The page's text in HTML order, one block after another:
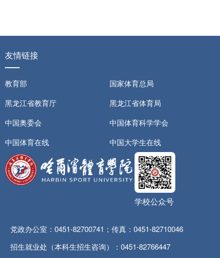
友情链接
教育部
国家体育总局
黑龙江省教育厅
黑龙江省体育局
中国奥委会
中国体育科学学会
中国体育在线
中国大学生在线
学校公众号
党政办公室：0451-82700741；传真：0451-82710046
招生就业处（本科生招生咨询）：0451-82766447